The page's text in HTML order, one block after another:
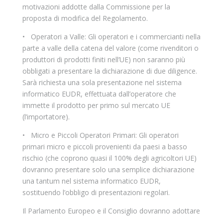
motivazioni addotte dalla Commissione per la
proposta di modifica del Regolamento.
• Operatori a Valle: Gli operatori e i commercianti nella
parte a valle della catena del valore (come rivenditori o
produttori di prodotti finiti nell’UE) non saranno più
obbligati a presentare la dichiarazione di due diligence.
Sarà richiesta una sola presentazione nel sistema
informatico EUDR, effettuata dall’operatore che
immette il prodotto per primo sul mercato UE
(l’importatore).
• Micro e Piccoli Operatori Primari: Gli operatori
primari micro e piccoli provenienti da paesi a basso
rischio (che coprono quasi il 100% degli agricoltori UE)
dovranno presentare solo una semplice dichiarazione
una tantum nel sistema informatico EUDR,
sostituendo l’obbligo di presentazioni regolari.
Il Parlamento Europeo e il Consiglio dovranno adottare